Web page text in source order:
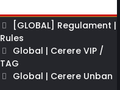
[GLOBAL] Regulament |
Rules
Global | Cerere VIP /
TAG
Global | Cerere Unban